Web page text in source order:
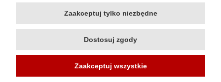
Projekt i wykonanie:Ecommercy.pl
Zaakceptuj tylko niezbędne
Dostosuj zgody
Zaakceptuj wszystkie